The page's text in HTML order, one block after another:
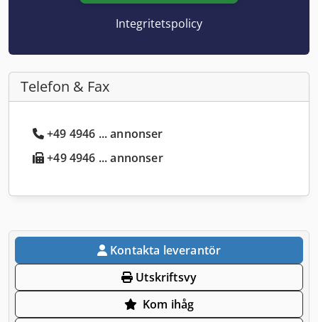
Integritetspolicy
Telefon & Fax
+49 4946 ... annonser
+49 4946 ... annonser
Kontakta leverantör
Utskriftsvy
Kom ihåg